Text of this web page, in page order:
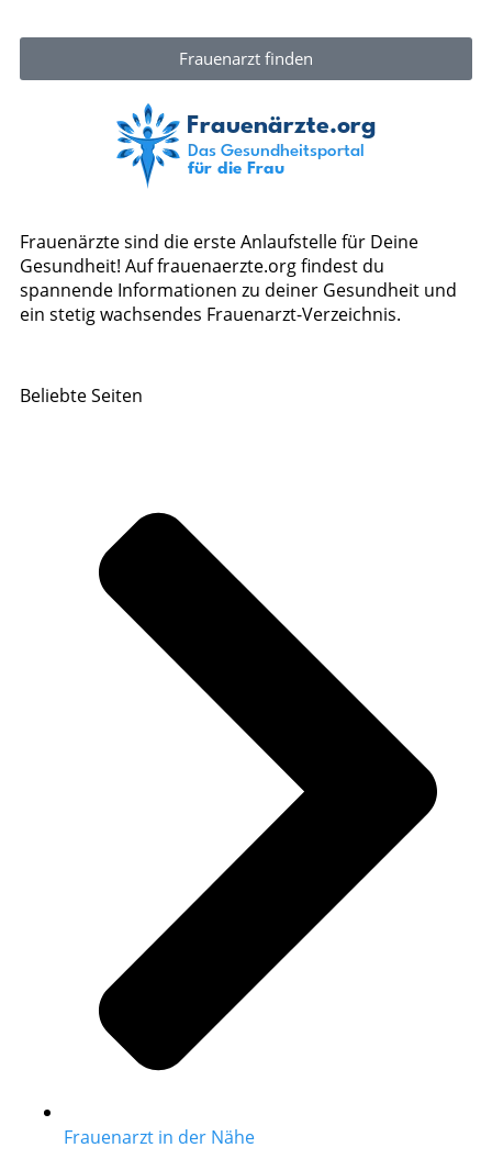
Frauenarzt finden
Frauenärzte sind die erste Anlaufstelle für Deine
Gesundheit! Auf frauenaerzte.org findest du
spannende Informationen zu deiner Gesundheit und
ein stetig wachsendes Frauenarzt-Verzeichnis.
Beliebte Seiten
Frauenarzt in der Nähe